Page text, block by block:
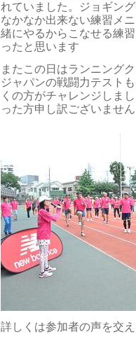
れていました。ジョギン
なかなか出来ない練習メ
緒にやるからこなせる練
ったと思います
またこの日はランニング
ジャパンの戦闘力テスト
くの方がチャレンジしま
った方申し訳ございませ
詳しくは参加者の声を交